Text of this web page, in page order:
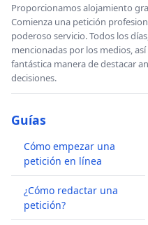
Proporcionamos alojamiento
Comienza una petición
poderoso servicio. Todos los
mencionadas por los medios,
fantástica manera de destacar
decisiones.
Guías
Cómo empezar una
petición en línea
¿Cómo redactar una
petición?